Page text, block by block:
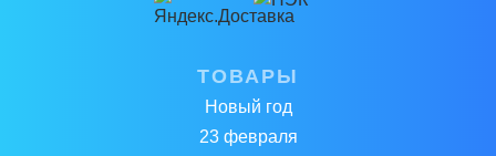
ТОВАРЫ
Новый год
23 февраля